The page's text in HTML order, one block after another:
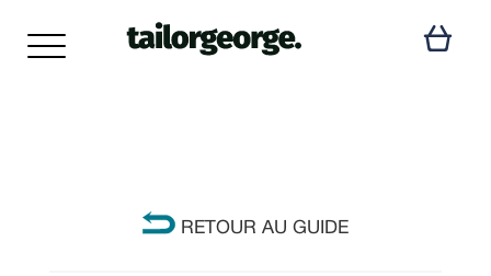
RETOUR AU GUIDE